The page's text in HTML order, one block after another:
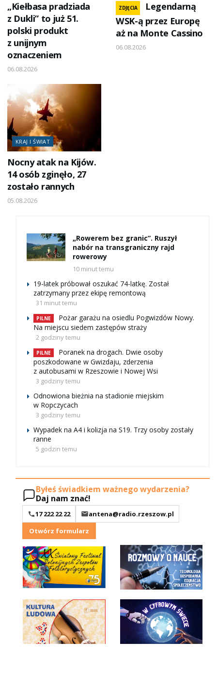
„Kiełbasa pradziada
z Dukli” to już 51.
polski produkt
z unijnym
oznaczeniem
06.08.2026
ZDJĘCIA
Legendarną
WSK-ą przez Europę
aż na Monte Cassino
06.08.2026
KRAJ I ŚWIAT
Nocny atak na Kijów.
14 osób zginęło, 27
zostało rannych
05.08.2026
„Rowerem bez granic”. Ruszył
nabór na transgraniczny rajd
rowerowy
10 minut temu
19-latek próbował oszukać 74-latkę. Został
zatrzymany przez ekipę remontową
31 minut temu
PILNE
Pożar garażu na osiedlu Pogwizdów Nowy.
Na miejscu siedem zastępów straży
2 godziny temu
PILNE
Poranek na drogach. Dwie osoby
poszkodowane w Gwizdaju, zderzenia
z autobusami w Rzeszowie i Nowej Wsi
3 godziny temu
Odnowiona bieżnia na stadionie miejskim
w Ropczycach
3 godziny temu
Wypadek na A4 i kolizja na S19. Trzy osoby zostały
ranne
5 godzin temu
Byłeś świadkiem ważnego wydarzenia?
Daj nam znać!
17 222 22 22
antena@radio.rzeszow.pl
Otwórz formularz